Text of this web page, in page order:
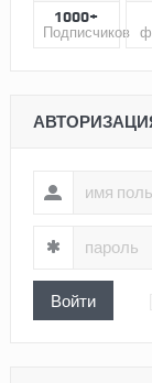
1000+
Подписчиков
Войти